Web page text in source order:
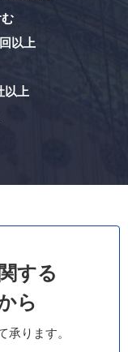
回以上
社以上
する
ら
承ります。